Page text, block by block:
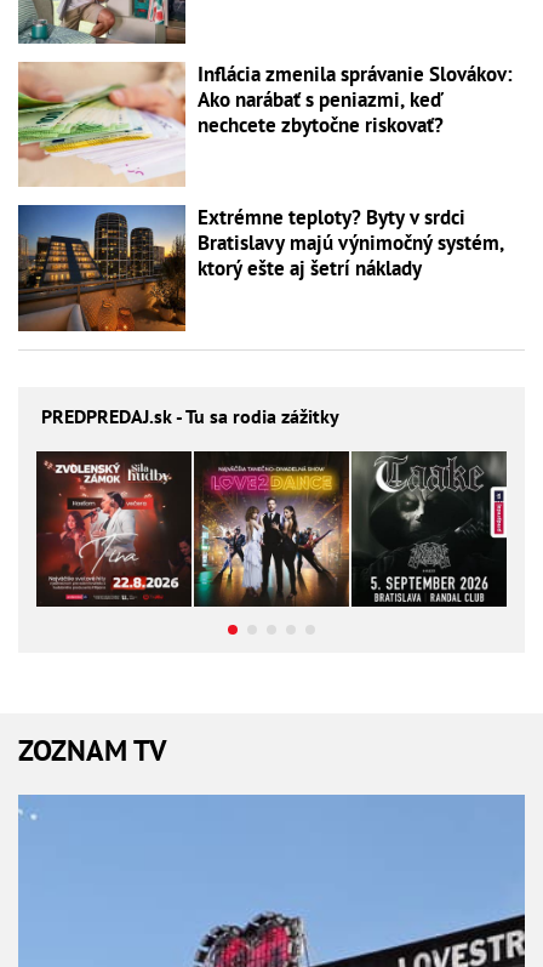
Inflácia zmenila správanie Slovákov:
Ako narábať s peniazmi, keď
nechcete zbytočne riskovať?
Extrémne teploty? Byty v srdci
Bratislavy majú výnimočný systém,
ktorý ešte aj šetrí náklady
PREDPREDAJ.sk - Tu sa rodia zážitky
ZOZNAM TV